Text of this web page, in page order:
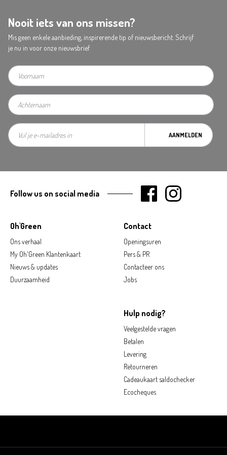
Nooit iets van ons missen?
Mis geen enkele aanbieding, inspirerende tip of nieuwsbericht. Schrijf
je nu in voor onze nieuwsbrief
AANMELDEN
Oh'Green
Ons verhaal
My Oh'Green Klantenkaart
Nieuws & updates
Duurzaamheid
Contact
Openingsuren
Pers & PR
Contacteer ons
Jobs
Hulp nodig?
Veelgestelde vragen
Betalen
Levering
Retourneren
Cadeaukaart saldochecker
Ecocheques
Follow us on social media